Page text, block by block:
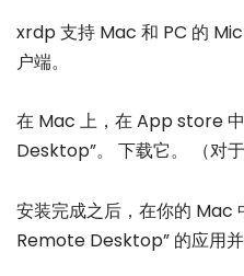
xrdp 支持 Mac 和 PC 的
户端。
在 Mac 上，在 App store
Desktop”。 下载它。 （对
安装完成之后，在你的 Mac
Remote Desktop” 的应用